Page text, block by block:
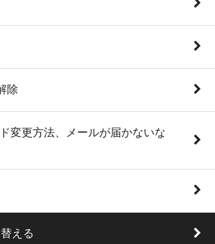
除
変更方法、メールが届かないな
える